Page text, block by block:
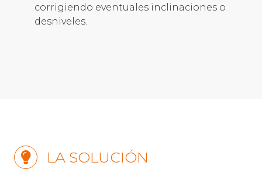
corrigiendo eventuales inclinaciones o
desniveles.
LA SOLUCIÓN